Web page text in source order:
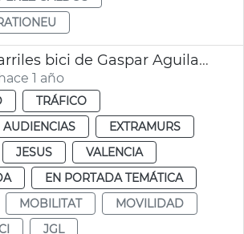
Proyecto carriles bici de Gaspar Aguilar y Sant Vicent Màrtir
1 año
TRÁFICO
EXTRAMURS
JESUS
VALENCIA
EN PORTADA TEMÁTICA
MOBILITAT
MOVILIDAD
JGL